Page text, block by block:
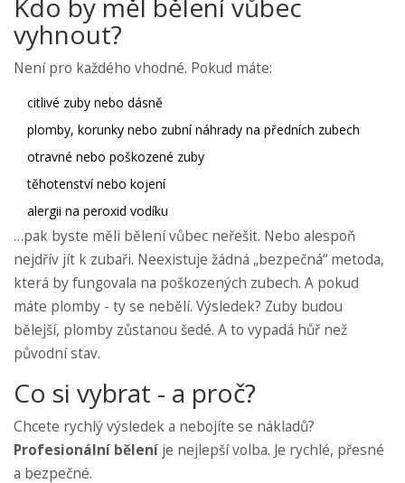
Kdo by měl bělení vůbec
vyhnout?
Není pro každého vhodné. Pokud máte:
citlivé zuby nebo dásně
plomby, korunky nebo zubní náhrady na předních zubech
otravné nebo poškozené zuby
těhotenství nebo kojení
alergii na peroxid vodíku
…pak byste měli bělení vůbec neřešit. Nebo alespoň
nejdřív jít k zubaři. Neexistuje žádná „bezpečná“ metoda,
která by fungovala na poškozených zubech. A pokud
máte plomby - ty se nebělí. Výsledek? Zuby budou
bělejší, plomby zůstanou šedé. A to vypadá hůř než
původní stav.
Co si vybrat - a proč?
Chcete rychlý výsledek a nebojíte se nákladů?
Profesionální bělení je nejlepší volba. Je rychlé, přesné
a bezpečné.